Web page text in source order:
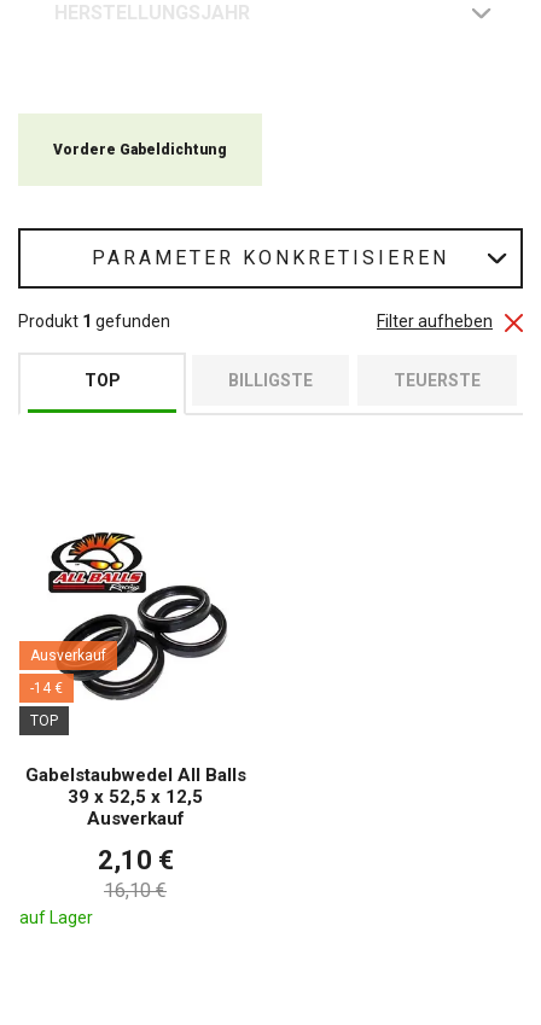
HERSTELLUNGSJAHR
Vordere Gabeldichtung
PARAMETER KONKRETISIEREN
Filter aufheben
Produkt 1 gefunden
TOP BILLIGSTE TEUERSTE
Ausverkauf
-14 €
TOP
Gabelstaubwedel All Balls
39 x 52,5 x 12,5
Ausverkauf
2,10 €
16,10 €
auf Lager